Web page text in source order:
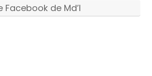
Facebook de Md’I